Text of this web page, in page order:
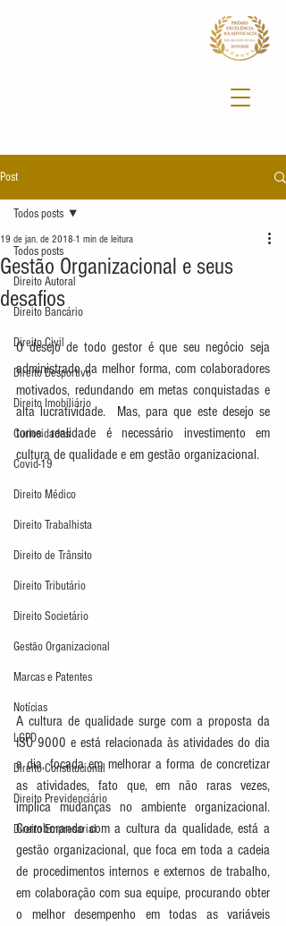
Post
Todos posts
Direito Autoral
Direito Bancário
Direito Civil
Direito Desportivo
Direito Imobiliário
Curiosidades
Covid-19
Direito Médico
Direito Trabalhista
Direito de Trânsito
Direito Tributário
Direito Societário
Gestão Organizacional
Marcas e Patentes
Notícias
LGPD
Direito Constitucional
Direito Previdenciário
Direito Empresarial
Todos posts
Gestão Organizacional e seus
desafios
19 de jan. de 2018 1 min de leitura
O desejo de todo gestor é que seu negócio seja
administrado da melhor forma, com colaboradores
motivados, redundando em metas conquistadas e
alta lucratividade.  Mas, para que este desejo se
torne realidade é necessário investimento em
cultura de qualidade e em gestão organizacional.
A cultura de qualidade surge com a proposta da
ISO 9000 e está relacionada às atividades do dia
a dia, focada em melhorar a forma de concretizar
as atividades, fato que, em não raras vezes,
implica mudanças no ambiente organizacional.
Corroborando com a cultura da qualidade, está a
gestão organizacional, que foca em toda a cadeia
de procedimentos internos e externos de trabalho,
em colaboração com sua equipe, procurando obter
o melhor desempenho em todas as variáveis